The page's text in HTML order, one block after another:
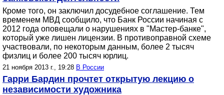
Кроме того, он заключил досудебное соглашение. Тем
временем МВД сообщило, что Банк России начиная с
2012 года оповещали о нарушениях в "Мастер-банке",
который уже лишен лицензии. В противоправной схеме
участвовали, по некоторым данным, более 2 тысяч
физлиц и более 200 тысяч юрлиц.
21 ноября 2013 г., 19:28 В России
Гарри Бардин прочтет открытую лекцию о
независимости художника